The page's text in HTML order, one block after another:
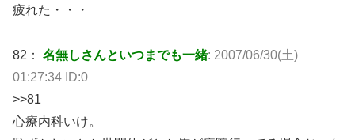
疲れた・・・
82： 名無しさんといつまでも一緒: 2007/06/30(土)
01:27:34 ID:0
>>81
心療内科いけ。